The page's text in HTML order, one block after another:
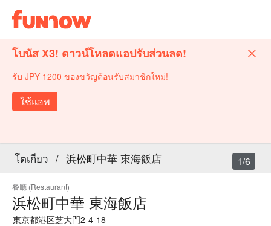
โบนัส X3! ดาวน์โหลดแอปรับส่วนลด!
รับ JPY 1200 ของขวัญต้อนรับสมาชิกใหม่!
ใช้แอพ
โตเกียว / 浜松町中華 東海飯店
餐廳 (Restaurant)
浜松町中華 東海飯店
東京都港区芝大門2-4-18
1/6